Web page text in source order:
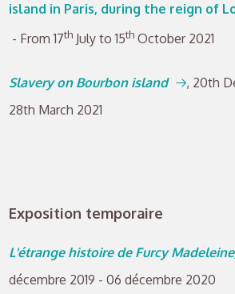
island in Paris, during the reign of
- From 17th July to 15th October 2021
Slavery on Bourbon island
, 20th
28th March 2021
Exposition temporaire
L'étrange histoire de Furcy Madeleine,
décembre 2019 - 06 décembre 2020